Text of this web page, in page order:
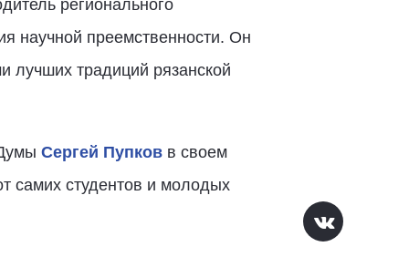
регионального
научной преемственности. Он
лучших традиций рязанской
Сергей Пупковв своем
самих студентов и молодых